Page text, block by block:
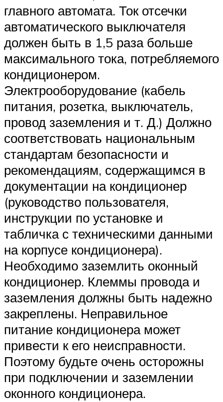
главного автомата. Ток отсечки
автоматического выключателя
должен быть в 1,5 раза больше
максимального тока, потребляемого
кондиционером.
Электрооборудование (кабель
питания, розетка, выключатель,
провод заземления и т. Д.) Должно
соответствовать национальным
стандартам безопасности и
рекомендациям, содержащимся в
документации на кондиционер
(руководство пользователя,
инструкции по установке и
табличка с техническими данными
на корпусе кондиционера).
Необходимо заземлить оконный
кондиционер. Клеммы провода и
заземления должны быть надежно
закреплены. Неправильное
питание кондиционера может
привести к его неисправности.
Поэтому будьте очень осторожны
при подключении и заземлении
оконного кондиционера.